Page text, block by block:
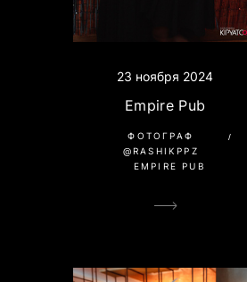
23 ноября 2024
Empire Pub
ФОТОГРАФ
@RASHIKPPZ
EMPIRE PUB